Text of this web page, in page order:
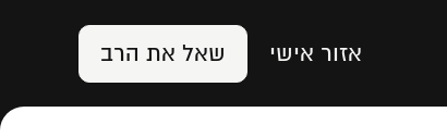
אזור אישי שאל את הרב